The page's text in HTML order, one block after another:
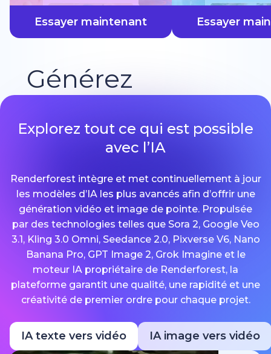
Essayer maintenant Essayer
Générez
plus vite
Explorez tout ce qui est possible
avec l’IA
Renderforest intègre et met continuellement à jour
les modèles d’IA les plus avancés afin d’offrir une
génération vidéo et image de pointe. Propulsée
par des technologies telles que Sora 2, Google Veo
3.1, Kling 3.0 Omni, Seedance 2.0, Pixverse V6, Nano
Banana Pro, GPT Image 2, Grok Imagine et le
moteur IA propriétaire de Renderforest, la
plateforme garantit une qualité, une rapidité et une
créativité de premier ordre pour chaque projet.
IA texte vers vidéo IA image vers vidéo